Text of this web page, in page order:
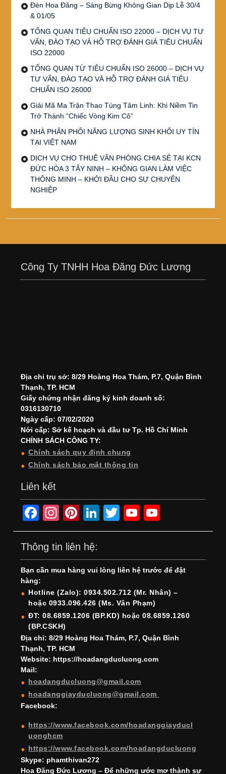
Đèn Hoa Đăng – Sáng Bừng Không Gian Dịp Lễ 30/4
& 01/05
TỔNG QUAN TIÊU CHUẨN ISO 22000 – DỊCH VỤ TƯ
VẤN, ĐÀO TẠO VÀ HỖ TRỢ ĐÁNH GIÁ TIÊU CHUẨN
ISO 22000
TỔNG QUAN TỪ TIÊU CHUẨN ISO 26000 – DỊCH VỤ
TƯ VẤN, ĐÀO TẠO VÀ HỖ TRỢ ĐÁNH GIÁ TIÊU
CHUẨN ISO 26000
Giải Mã Ma Trận Thao Túng Tâm Linh: Khi Niềm Tin
Trở Thành “Chiếc Vòng Kim Cô”
NHÀ PHÂN PHỐI NĂNG LƯỢNG SINH KHỐI UY TÍN
TẠI VIỆT NAM
DỊCH VỤ CHO THUÊ VĂN PHÒNG CHIA SẺ TẠI KCN
ĐỨC HÒA 3 TÂY NINH – KHÔNG GIAN LÀM VIỆC
THÔNG MINH – KHỞI ĐẦU CHO SỰ CHUYÊN
NGHIỆP
Công Ty TNHH Hoa Đăng Đức Lương
Địa chỉ trụ sở: 8/29 Hoàng Hoa Thám, P.7, Quận Bình
Thạnh, TP. HCM
Giấy chứng nhận đăng ký kinh doanh số:
0316130710
Ngày cấp: 07/02/2020
Nới cấp: Sở kế hoạch và đầu tư Tp. Hồ Chí Minh
CHÍNH SÁCH CÔNG TY:
Chính sách quy định chung
Chính sách bảo mật thông tin
Liên kết
F
a
c
e
b
o
o
k
In
st
a
gr
a
m
Pi
nt
er
e
st
Li
n
e
dI
n
T
wi
er
Y
o
T
u
b
e
o
T
u
b
e
h
Thông tin liên hệ:
Bạn cần mua hàng vui lòng liên hệ trước để đặt
hàng:
Hotline (Zalo): 0934.502.712 (Mr. Nhân) –
hoặc 0933.096.426 (Ms. Vân Phạm)
ĐT: 08.6859.1206 (BP.KD) hoặc 08.6859.1260
(BP.CSKH)
Địa chỉ: 8/29 Hoàng Hoa Thám, P.7, Quận Bình
Thạnh, TP. HCM
Website: https://hoadangducluong.com
Mail:
hoadangducluong@gmail.com
hoadanggiayducluong@gmail.com
Facebook:
https://www.facebook.com/hoadanggiayducl
uonghcm
https://www.facebook.com/hoadangducluong
Skype: phamthivan272
Hoa Đăng Đức Lương – Để những ước mơ thành sự